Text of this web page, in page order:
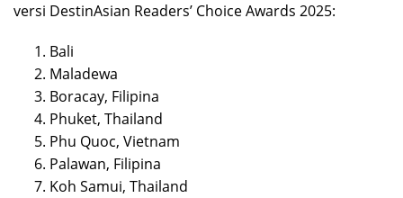
versi DestinAsian Readers’ Choice Awards 2025:
Bali
Maladewa
Boracay, Filipina
Phuket, Thailand
Phu Quoc, Vietnam
Palawan, Filipina
Koh Samui, Thailand